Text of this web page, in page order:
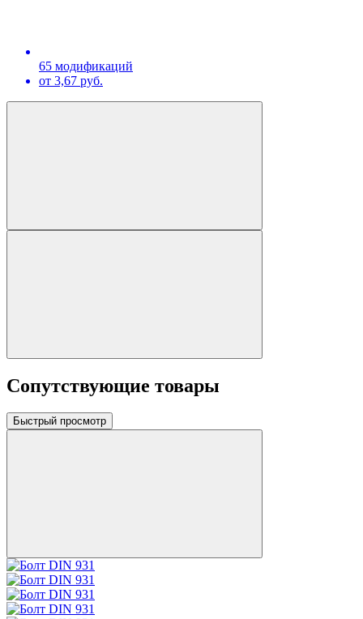
65 модификаций
от 3,67 руб.
Сопутствующие товары
Быстрый просмотр